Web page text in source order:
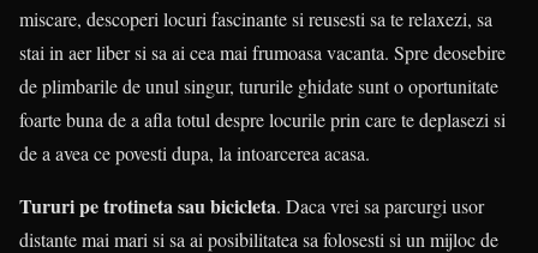
miscare, descoperi locuri fascinante si reusesti sa te relaxezi, sa
stai in aer liber si sa ai cea mai frumoasa vacanta. Spre deosebire
de plimbarile de unul singur, tururile ghidate sunt o oportunitate
foarte buna de a afla totul despre locurile prin care te deplasezi si
de a avea ce povesti dupa, la intoarcerea acasa.
Tururi pe trotineta sau bicicleta. Daca vrei sa parcurgi usor
distante mai mari si sa ai posibilitatea sa folosesti si un mijloc de